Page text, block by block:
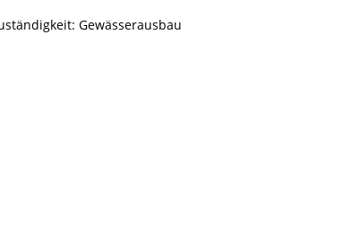
Gewässerausbau